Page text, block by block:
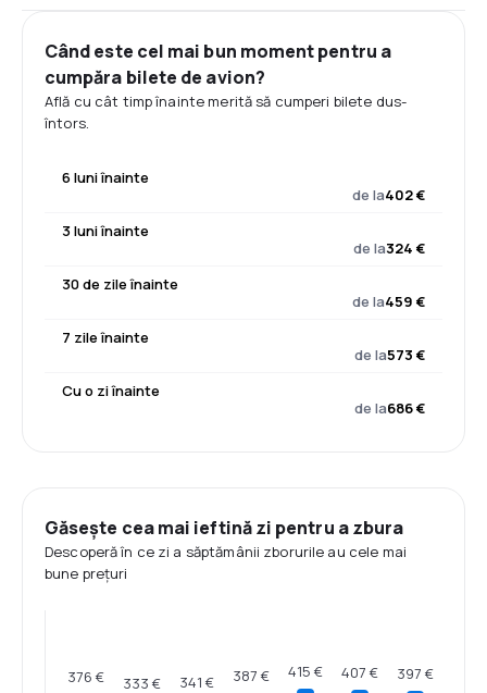
Când este cel mai bun moment pentru a
cumpăra bilete de avion?
Află cu cât timp înainte merită să cumperi bilete dus-
întors.
6 luni înainte
de la402 €
3 luni înainte
de la324 €
30 de zile înainte
de la459 €
7 zile înainte
de la573 €
Cu o zi înainte
de la686 €
Găsește cea mai ieftină zi pentru a zbura
Descoperă în ce zi a săptămânii zborurile au cele mai
bune prețuri
376 € 333 € 341 € 387 € 415 € 407 € 397 €